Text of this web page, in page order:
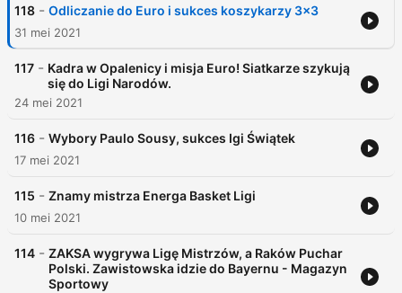
118 - Odliczanie do Euro i sukces koszykarzy 3x3
31 mei 2021
117 - Kadra w Opalenicy i misja Euro! Siatkarze szykują
się do Ligi Narodów.
24 mei 2021
116 - Wybory Paulo Sousy, sukces Igi Świątek
17 mei 2021
115 - Znamy mistrza Energa Basket Ligi
10 mei 2021
114 - ZAKSA wygrywa Ligę Mistrzów, a Raków Puchar
Polski. Zawistowska idzie do Bayernu - Magazyn
Sportowy